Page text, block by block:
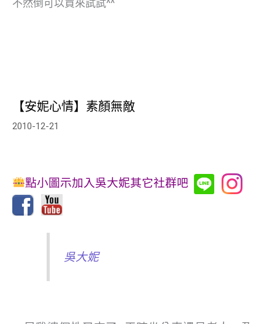
不然倒可以買來試試^^
【安妮心情】素顏無敵
2010-12-21
點小圖示加入吳大妮其它社群吧
吳大妮